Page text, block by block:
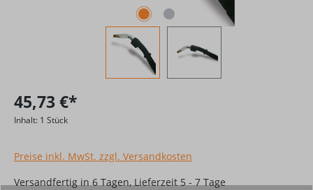
45,73 €*
Inhalt: 1 Stück
Preise inkl. MwSt. zzgl. Versandkosten
Versandfertig in 6 Tagen, Lieferzeit 5 - 7 Tage